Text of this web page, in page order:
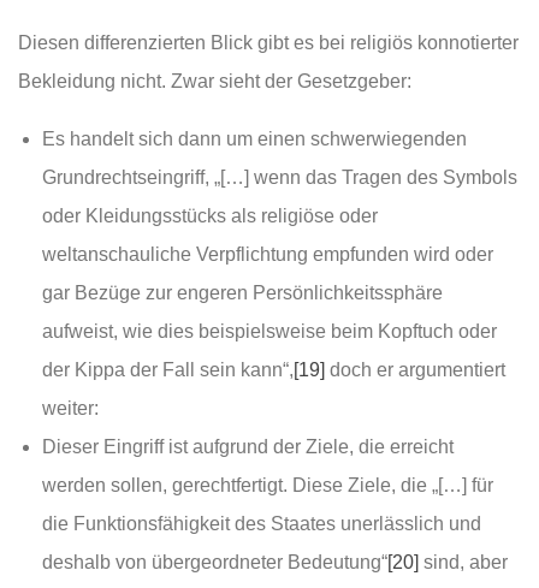
Diesen differenzierten Blick gibt es bei religiös konnotierter
Bekleidung nicht. Zwar sieht der Gesetzgeber:
Es handelt sich dann um einen schwerwiegenden
Grundrechtseingriff, „[…] wenn das Tragen des Symbols
oder Kleidungsstücks als religiöse oder
weltanschauliche Verpflichtung empfunden wird oder
gar Bezüge zur engeren Persönlichkeitssphäre
aufweist, wie dies beispielsweise beim Kopftuch oder
der Kippa der Fall sein kann“,[19] doch er argumentiert
weiter:
Dieser Eingriff ist aufgrund der Ziele, die erreicht
werden sollen, gerechtfertigt. Diese Ziele, die „[…] für
die Funktionsfähigkeit des Staates unerlässlich und
deshalb von übergeordneter Bedeutung“[20] sind, aber